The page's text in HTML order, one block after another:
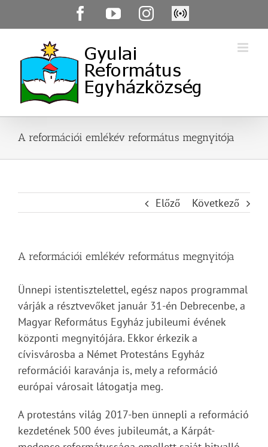
FacebookYouTubeInstagram
Élő
közvetítés
A reformációi emlékév református megnyitója
Előző Következő
A reformációi emlékév református megnyitója
Ünnepi istentisztelettel, egész napos programmal
várják a résztvevőket január 31-én Debrecenbe, a
Magyar Református Egyház jubileumi évének
központi megnyitójára. Ekkor érkezik a
cívisvárosba a Német Protestáns Egyház
reformációi karavánja is, mely a reformáció
európai városait látogatja meg.
A protestáns világ 2017-ben ünnepli a reformáció
kezdetének 500 éves jubileumát, a Kárpát-